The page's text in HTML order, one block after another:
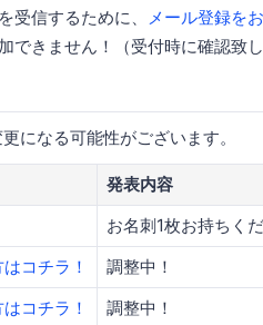
受信するために、
メール登録を
できません！（受付時に確認致し
になる可能性がございます。
発表内容
お名刺1枚お持ちく
コチラ！
調整中！
コチラ！
調整中！